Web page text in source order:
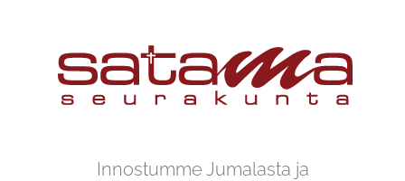
Innostumme Jumalasta ja